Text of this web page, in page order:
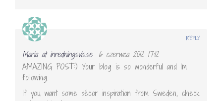
Maria at inredningsvis.se
6 czerwca 2012 17:12
AMAZING POST:) Your blog is so wonderful and Im
following.
If you want some décor inspiration from Sweden, check
REPLY